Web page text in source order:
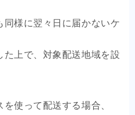
様に翌々日に届かないケ
上で、対象配送地域を設
使って配送する場合、